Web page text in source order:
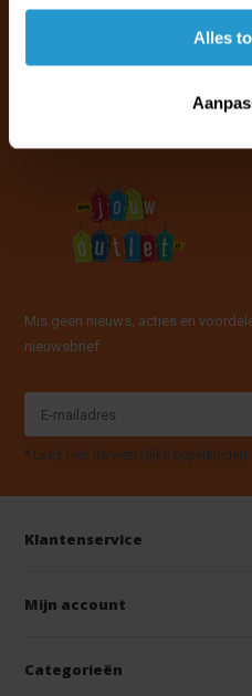
accepteren.
Alles
Naar de klantenservice & FAQ
Mis geen nieuws, acties en
nieuwsbrief
* Lees hier de wettelijke beperkingen
Klantenservice
Mijn account
Categorieën